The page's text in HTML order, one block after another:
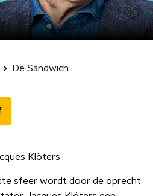
De Sandwich
Klöters
sfeer wordt door de oprecht